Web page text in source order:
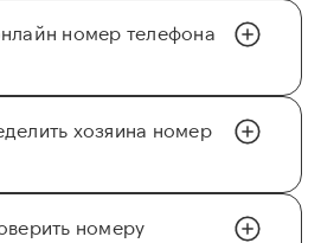
номер телефона
хозяина номер
номеру